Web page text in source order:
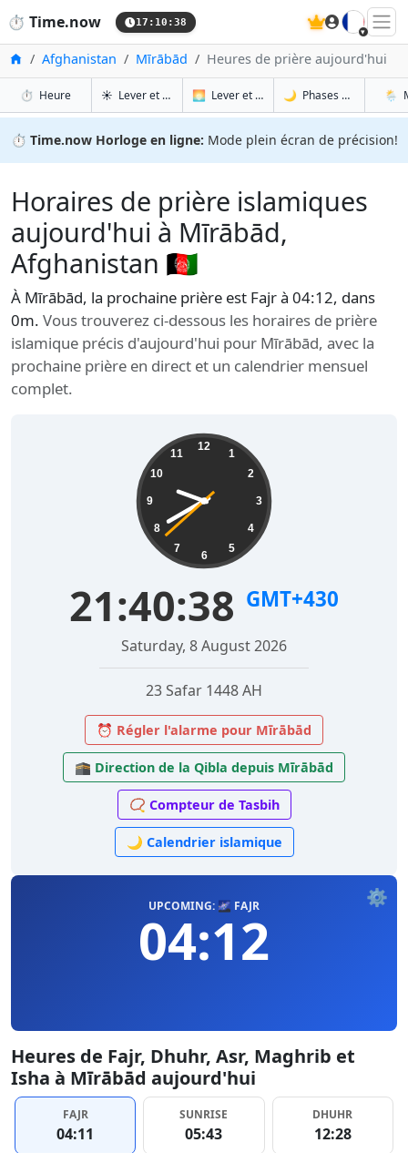
⏱️ Time.now 17:10:39 🇫🇷
Accueil
Afghanistan Mīrābād Heures de prière aujourd'hui
⏱️ Heureà Mīrābād
☀️ Lever et coucher du soleil à Mīrābād
🌅 Lever et coucher du soleil demain à
🌙 Phases de la Lune à
🌦️
⏱️ Time.now Horloge en ligne: Mode plein écran de précision!
Horaires de prière islamiques
aujourd'hui à Mīrābād,
Afghanistan 🇦🇫
À Mīrābād, la prochaine prière est Fajr à 04:12, dans
0m. Vous trouverez ci-dessous les horaires de prière
islamique précis d'aujourd'hui pour Mīrābād, avec la
prochaine prière en direct et un calendrier mensuel
complet.
12
1
2
3
4
5
6
7
8
9
10
11
21:40:39 GMT+430
Saturday, 8 August 2026
23 Safar 1448 AH
⏰ Régler l'alarme pour Mīrābād
🕋 Direction de la Qibla depuis Mīrābād
📿 Compteur de Tasbih
🌙 Calendrier islamique
⚙️
UPCOMING: 🌌 FAJR
04:12
Heures de Fajr, Dhuhr, Asr, Maghrib et
Isha à Mīrābād aujourd'hui
FAJR
04:11
SUNRISE
05:43
DHUHR
12:28